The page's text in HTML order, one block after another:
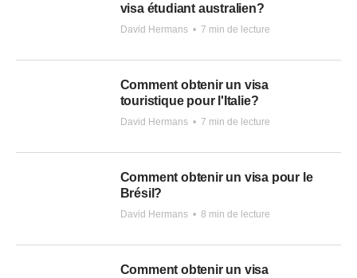
visa étudiant australien?
David Hermans • 7 min de lecture
Comment obtenir un visa
touristique pour l'Italie?
David Hermans • 7 min de lecture
Comment obtenir un visa pour le
Brésil?
David Hermans • 8 min de lecture
Comment obtenir un visa